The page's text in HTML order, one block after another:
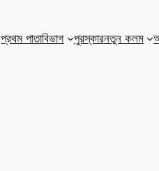
প্রথম পাতাবিভাগ পুরস্কারনতুন কলম